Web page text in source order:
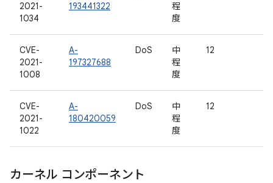
2021-
1034
193441322
程
度
CVE-
2021-
1008
A-
197327688
DoS
中
程
度
12
CVE-
2021-
1022
A-
180420059
DoS
中
程
度
12
カーネル コンポーネント